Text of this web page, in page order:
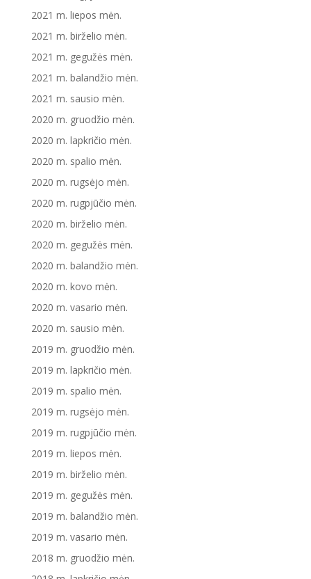
2021 m. liepos mėn.
2021 m. birželio mėn.
2021 m. gegužės mėn.
2021 m. balandžio mėn.
2021 m. sausio mėn.
2020 m. gruodžio mėn.
2020 m. lapkričio mėn.
2020 m. spalio mėn.
2020 m. rugsėjo mėn.
2020 m. rugpjūčio mėn.
2020 m. birželio mėn.
2020 m. gegužės mėn.
2020 m. balandžio mėn.
2020 m. kovo mėn.
2020 m. vasario mėn.
2020 m. sausio mėn.
2019 m. gruodžio mėn.
2019 m. lapkričio mėn.
2019 m. spalio mėn.
2019 m. rugsėjo mėn.
2019 m. rugpjūčio mėn.
2019 m. liepos mėn.
2019 m. birželio mėn.
2019 m. gegužės mėn.
2019 m. balandžio mėn.
2019 m. vasario mėn.
2018 m. gruodžio mėn.